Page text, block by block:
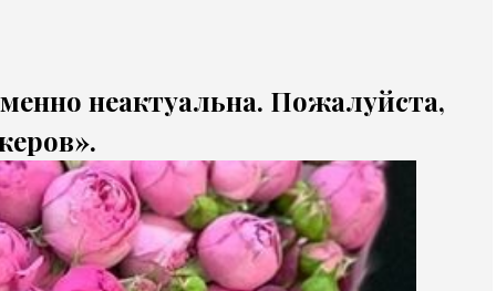
неактуальна. Пожалуйста,